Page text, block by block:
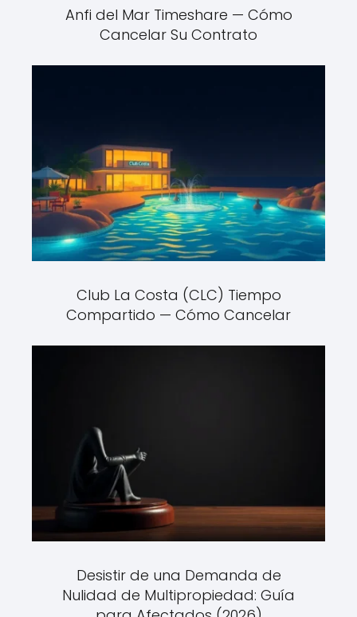
Anfi del Mar Timeshare — Cómo
Cancelar Su Contrato
Club La Costa (CLC) Tiempo
Compartido — Cómo Cancelar
Desistir de una Demanda de
Nulidad de Multipropiedad: Guía